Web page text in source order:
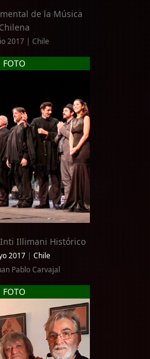
de la Música
Chilena
2017 | Chile
FOTO
Illimani Histórico
2017 | Chile
Pablo Carvajal
FOTO